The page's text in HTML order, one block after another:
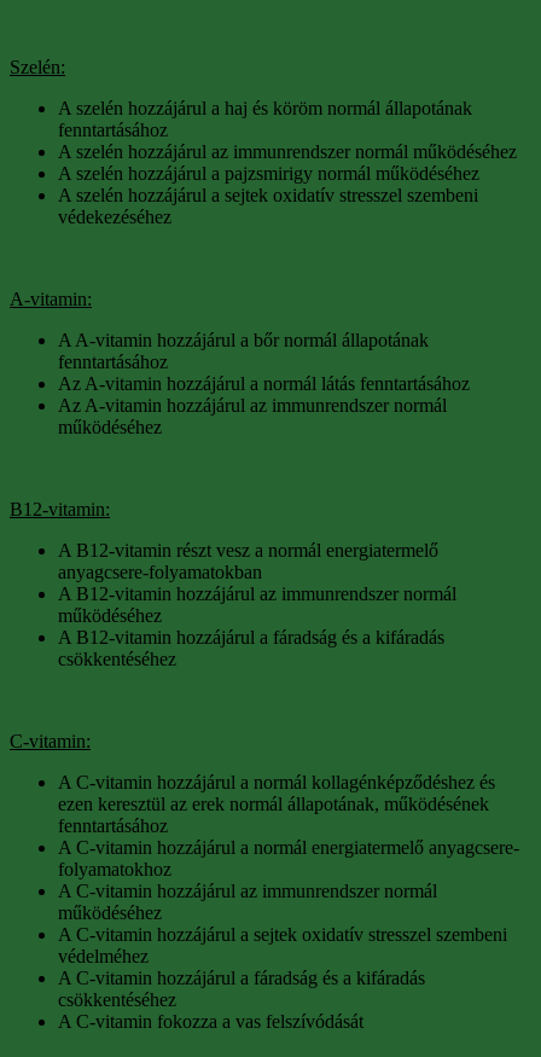
Szelén:
A szelén hozzájárul a haj és köröm normál állapotának
fenntartásához
A szelén hozzájárul az immunrendszer normál működéséhez
A szelén hozzájárul a pajzsmirigy normál működéséhez
A szelén hozzájárul a sejtek oxidatív stresszel szembeni
védekezéséhez
A-vitamin:
A A-vitamin hozzájárul a bőr normál állapotának
fenntartásához
Az A-vitamin hozzájárul a normál látás fenntartásához
Az A-vitamin hozzájárul az immunrendszer normál
működéséhez
B12-vitamin:
A B12-vitamin részt vesz a normál energiatermelő
anyagcsere-folyamatokban
A B12-vitamin hozzájárul az immunrendszer normál
működéséhez
A B12-vitamin hozzájárul a fáradság és a kifáradás
csökkentéséhez
C-vitamin:
A C-vitamin hozzájárul a normál kollagénképződéshez és
ezen keresztül az erek normál állapotának, működésének
fenntartásához
A C-vitamin hozzájárul a normál energiatermelő anyagcsere-
folyamatokhoz
A C-vitamin hozzájárul az immunrendszer normál
működéséhez
A C-vitamin hozzájárul a sejtek oxidatív stresszel szembeni
védelméhez
A C-vitamin hozzájárul a fáradság és a kifáradás
csökkentéséhez
A C-vitamin fokozza a vas felszívódását